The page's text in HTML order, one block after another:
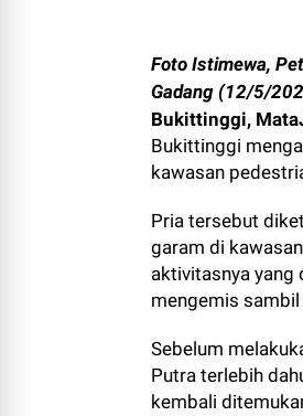
Foto Istimewa,
Gadang (12/5/
Bukittinggi,
Bukittinggi
kawasan
Pria tersebut
garam di
aktivitasnya yang
mengemis
Sebelum
Putra terlebih
kembali